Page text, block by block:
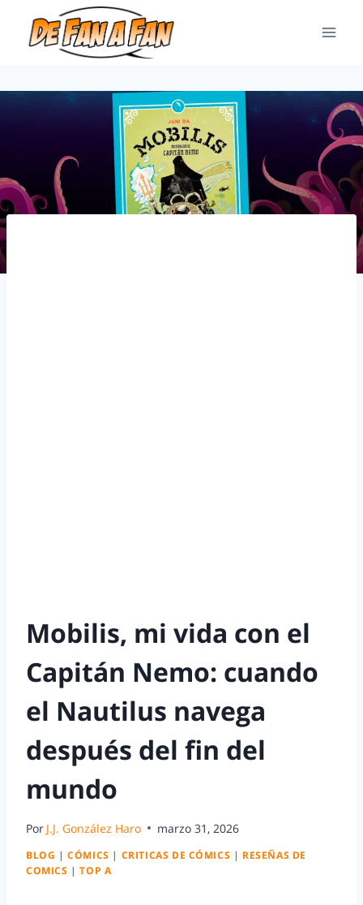
Mobilis, mi vida con el
Capitán Nemo: cuando
el Nautilus navega
después del fin del
mundo
Por J.J. González Haro marzo 31, 2026
BLOG |CÓMICS | CRITICAS DE CÓMICS | RESEÑAS DE
COMICS |TOP A